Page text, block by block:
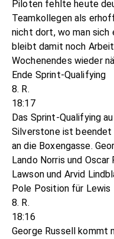
Piloten fehlte heute
Teamkollegen als
nicht dort, wo man
bleibt damit noch
Wochenendes wieder
Ende Sprint-Qualifying
8. R.
18:17
Das Sprint-Qualifying
Silverstone ist beendet
an die Boxengasse.
Lando Norris und
Lawson und Arvid
Pole Position für Lewis
8. R.
18:16
George Russell kommt